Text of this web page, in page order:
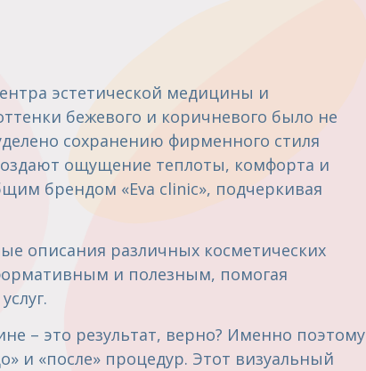
эстетической медицины и
бежевого и коричневого было не
сохранению фирменного стиля
ощущение теплоты, комфорта и
брендом «Eva clinic», подчеркивая
описания различных косметических
и полезным, помогая
– это результат, верно? Именно поэтому
и «после» процедур. Этот визуальный